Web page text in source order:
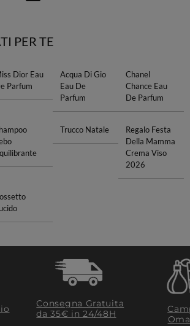
PER TE
Dior Eau
Parfum
Acqua Di Gio
Eau De
Parfum
Chanel
Chance Eau
De Parfum
Trucco Natale
Regalo Festa
Della Mamma
Crema Viso
2026
Consegna Gratuita
da 35€​ in 24/48H